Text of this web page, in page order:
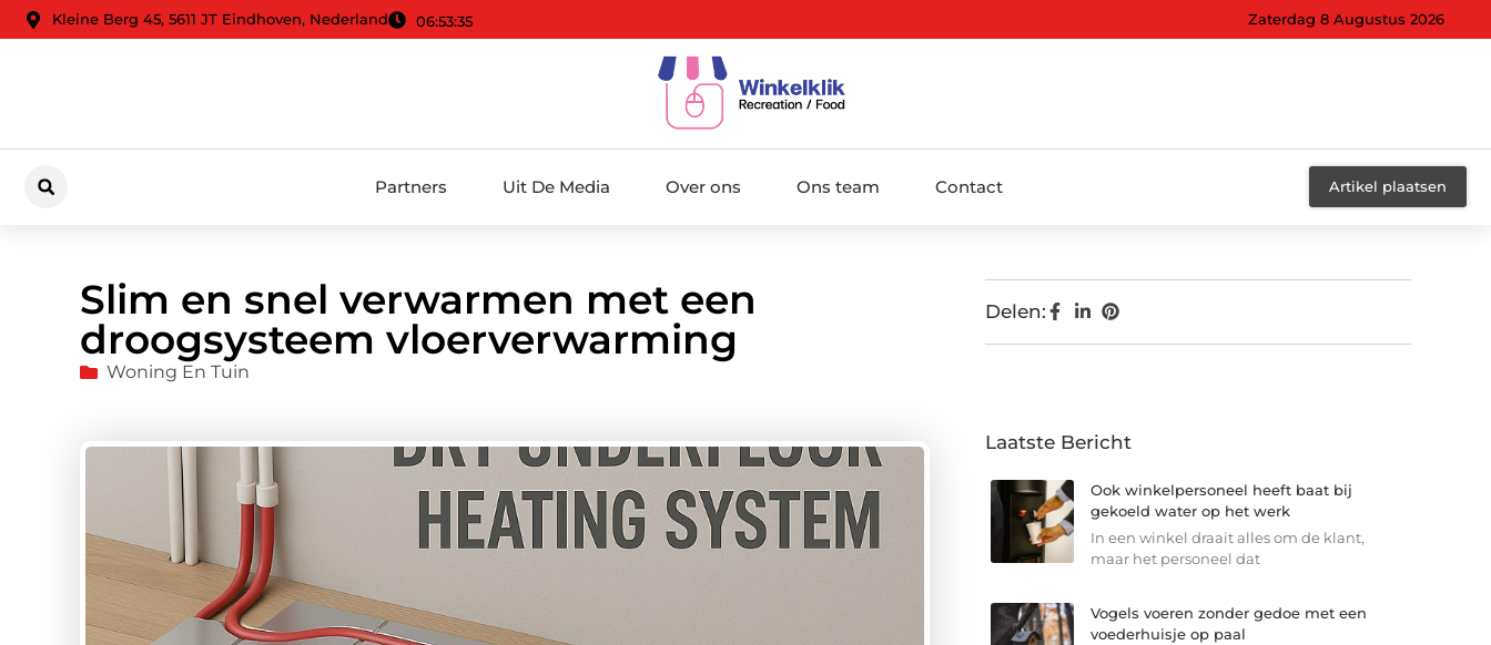
Kleine Berg 45, 5611 JT Eindhoven, Nederland 06:53:37 Zaterdag 8 Augustus 2026
Partners Uit De Media Over ons Ons team Contact Artikel plaatsen
Slim en snel verwarmen met een
droogsysteem vloerverwarming
Woning En Tuin
Delen:
Laatste Bericht
Ook winkelpersoneel heeft baat bij
gekoeld water op het werk
In een winkel draait alles om de klant,
maar het personeel dat
Vogels voeren zonder gedoe met een
voederhuisje op paal